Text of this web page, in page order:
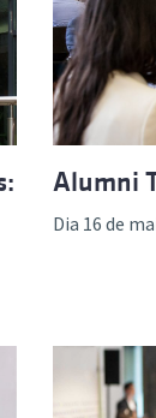
Avançada
Alumni
Dia 16 de